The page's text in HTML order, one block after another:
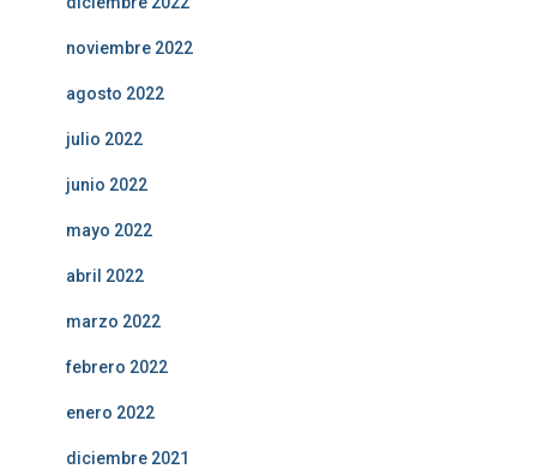
noviembre 2022
agosto 2022
julio 2022
junio 2022
mayo 2022
abril 2022
marzo 2022
febrero 2022
enero 2022
diciembre 2021